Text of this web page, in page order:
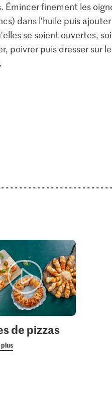
finement les
dans l'huile puis
se soient ouvertes,
poivrer puis dresser sur
de pizzas
plus